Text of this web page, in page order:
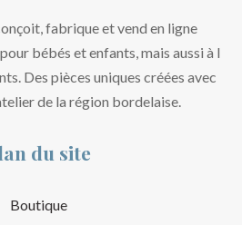
fabrique et vend en ligne
bébés et enfants, mais aussi à l
Des pièces uniques créées avec
de la région bordelaise.
du site
Boutique